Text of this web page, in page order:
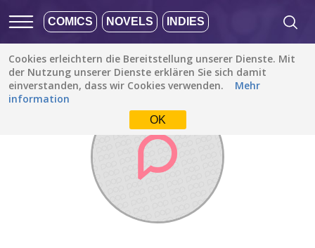
COMICS NOVELS INDIES
Cookies erleichtern die Bereitstellung unserer Dienste. Mit
der Nutzung unserer Dienste erklären Sie sich damit
einverstanden, dass wir Cookies verwenden.
Mehr
information
OK
Entdecken / Caroline Love82